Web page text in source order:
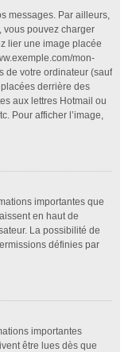
messages. Par ailleurs,
vous pouvez charger
lier une image placée
mon-
de votre ordinateur (sauf
derrière des
aux lettres Hotmail ou
Pour afficher l’image,
importantes que
en haut de
La possibilité de
définies par
importantes
être lues dès que